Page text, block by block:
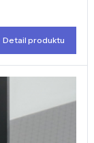
Detail produktu